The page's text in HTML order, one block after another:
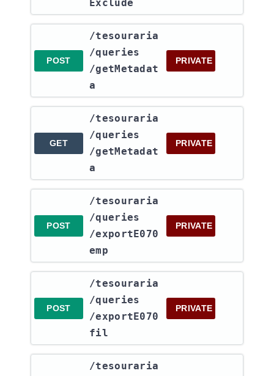
Exclude
POST
​/tesouraria​
/queries​
/getMetadat
a
PRIVATE
GET
​/tesouraria​
/queries​
/getMetadat
a
PRIVATE
POST
​/tesouraria​
/queries​
/exportE070
emp
PRIVATE
POST
​/tesouraria​
/queries​
/exportE070
fil
PRIVATE
​/tesouraria​